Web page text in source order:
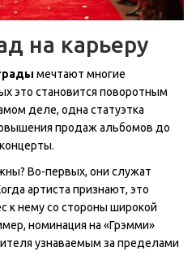
на карьеру
мечтают многие
это становится поворотным
деле, одна статуэтка
продаж альбомов до
Во-первых, они служат
артиста признают, это
к нему со стороны широкой
номинация на «Грэмми»
узнаваемым за пределами